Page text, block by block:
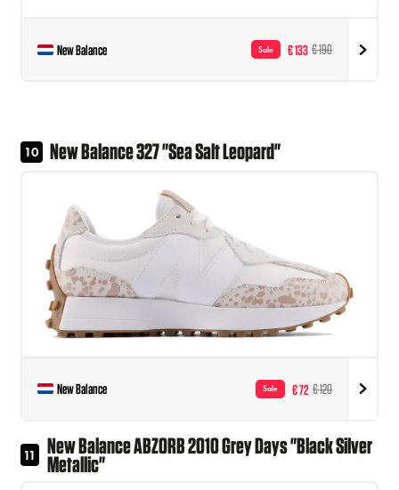
New Balance Sale € 133 € 190
10 New Balance 327 "Sea Salt Leopard"
New Balance Sale € 72 € 120
11
New Balance ABZORB 2010 Grey Days "Black Silver
Metallic"